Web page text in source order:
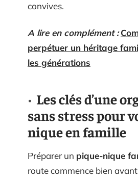
convives.
A lire en complément :
perpétuer un héritage
les générations
Les clés d’une
sans stress pour
nique en famille
Préparer un pique-nique
route commence bien